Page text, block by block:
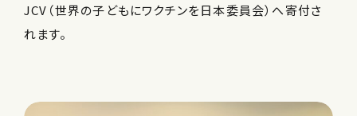
JCV（世界の子どもにワクチンを日本委員会）へ寄付さ
れます。